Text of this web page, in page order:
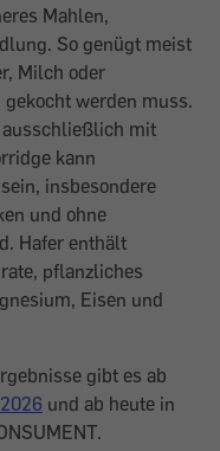
Mahlen,
So genügt meist
Milch oder
werden muss.
mit
kann
insbesondere
und ohne
Hafer enthält
pflanzliches
Eisen und
gibt es ab
und ab heute in